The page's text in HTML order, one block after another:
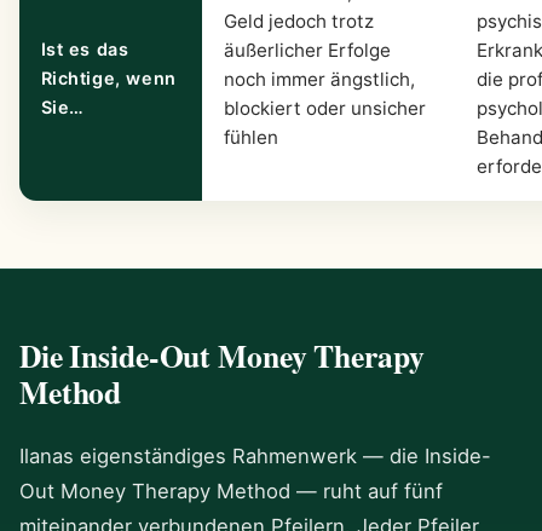
Ist es das
Richtige, wenn
Sie…
Geld jedoch trotz
äußerlicher Erfolge
noch immer ängstlich,
blockiert oder unsicher
fühlen
die
Die Inside-Out Money Therapy
Method
Ilanas eigenständiges Rahmenwerk — die Inside-
Out Money Therapy Method — ruht auf fünf